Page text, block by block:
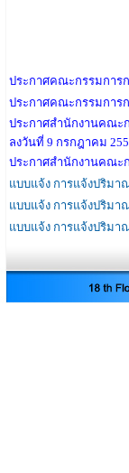
ประกาศคณะกรรมการ
ประกาศคณะกรรมการ
ประกาศสำนักงานคณะ
ลงวันที่ 9 กรกฎาคม
ประกาศสำนักงานคณะ
แบบแจ้ง การแจ้งปริม
แบบแจ้ง การแจ้งปริม
แบบแจ้ง การแจ้งปริม